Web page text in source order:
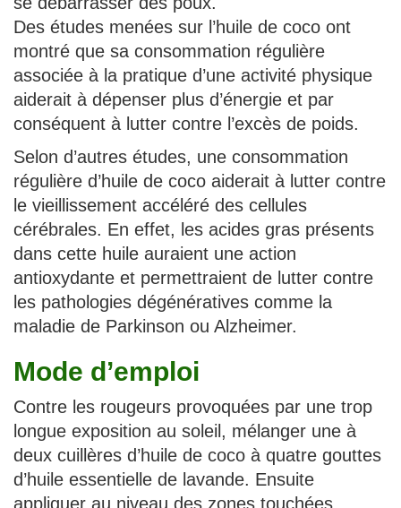
Des études menées sur l’huile de coco ont
montré que sa consommation régulière
associée à la pratique d’une activité physique
aiderait à dépenser plus d’énergie et par
conséquent à lutter contre l’excès de poids.
Selon d’autres études, une consommation
régulière d’huile de coco aiderait à lutter contre
le vieillissement accéléré des cellules
cérébrales. En effet, les acides gras présents
dans cette huile auraient une action
antioxydante et permettraient de lutter contre
les pathologies dégénératives comme la
maladie de Parkinson ou Alzheimer.
Mode d’emploi
Contre les rougeurs provoquées par une trop
longue exposition au soleil, mélanger une à
deux cuillères d’huile de coco à quatre gouttes
d’huile essentielle de lavande. Ensuite
appliquer au niveau des zones touchées.